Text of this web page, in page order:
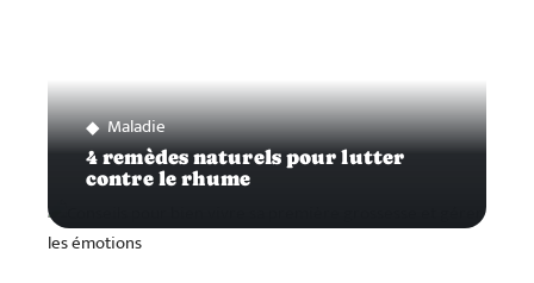
Maladie
4 remèdes naturels pour lutter
contre le rhume